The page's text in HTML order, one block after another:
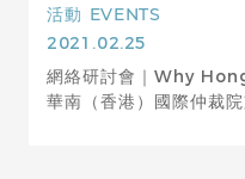
活動 EVENTS
2021.02.25
網絡研討會｜Why
華南（香港）國際仲裁